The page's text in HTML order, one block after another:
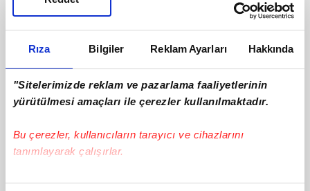
Rıza Bilgiler Reklam Ayarları Hakkında
"Sitelerimizde reklam ve pazarlama faaliyetlerinin
yürütülmesi amaçları ile çerezler kullanılmaktadır.
Bu çerezler, kullanıcıların tarayıcı ve cihazlarını
tanımlayarak çalışırlar.
Bu çerezlere izin vermeniz halinde sizlere özel